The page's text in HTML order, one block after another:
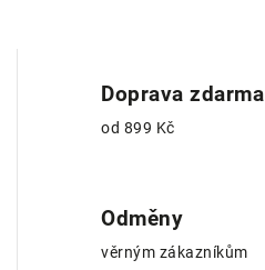
Doprava zdarma
od 899 Kč
Odměny
věrným zákazníkům